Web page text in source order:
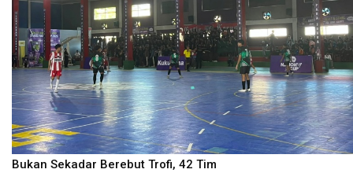
Bukan Sekadar Berebut Trofi, 42 Tim